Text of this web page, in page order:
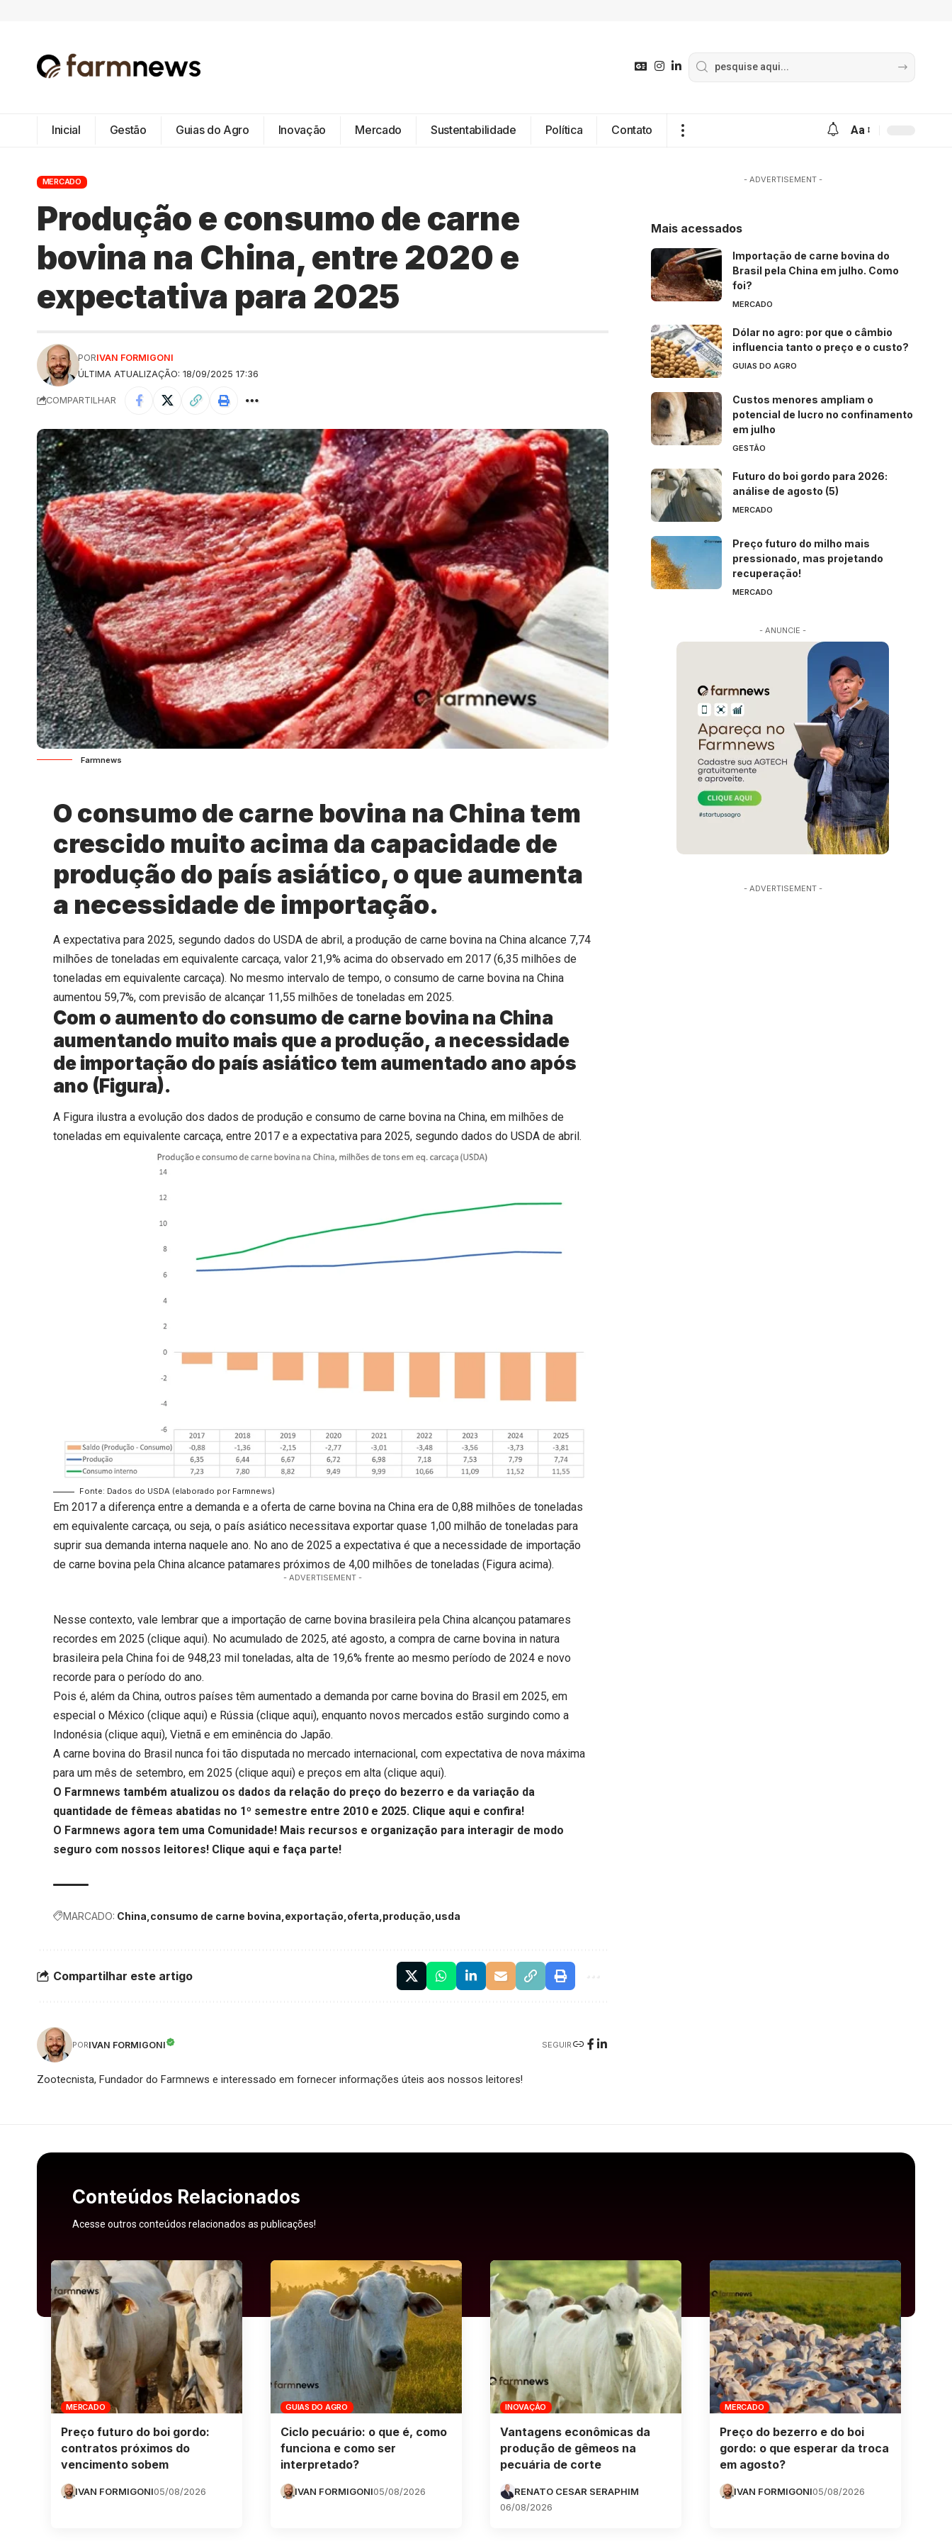
Inicial Gestão Guias do Agro Inovação Mercado Sustentabilidade Política Contato Aa
MERCADO
Produção e consumo de carne
bovina na China, entre 2020 e
expectativa para 2025
ÚLTIMA ATUALIZAÇÃO: 18/09/2025 17:36
PORIVAN FORMIGONI
COMPARTILHAR
Farmnews
O consumo de carne bovina na China tem
crescido muito acima da capacidade de
produção do país asiático, o que aumenta
a necessidade de importação.
A expectativa para 2025, segundo dados do USDA de abril, a produção de carne bovina na China alcance 7,74
milhões de toneladas em equivalente carcaça, valor 21,9% acima do observado em 2017 (6,35 milhões de
toneladas em equivalente carcaça). No mesmo intervalo de tempo, o consumo de carne bovina na China
aumentou 59,7%, com previsão de alcançar 11,55 milhões de toneladas em 2025.
Com o aumento do consumo de carne bovina na China
aumentando muito mais que a produção, a necessidade
de importação do país asiático tem aumentado ano após
ano (Figura).
A Figura ilustra a evolução dos dados de produção e consumo de carne bovina na China, em milhões de
toneladas em equivalente carcaça, entre 2017 e a expectativa para 2025, segundo dados do USDA de abril.
Fonte: Dados do USDA (elaborado por Farmnews)
Em 2017 a diferença entre a demanda e a oferta de carne bovina na China era de 0,88 milhões de toneladas
em equivalente carcaça, ou seja, o país asiático necessitava exportar quase 1,00 milhão de toneladas para
suprir sua demanda interna naquele ano. No ano de 2025 a expectativa é que a necessidade de importação
de carne bovina pela China alcance patamares próximos de 4,00 milhões de toneladas (Figura acima).
- ADVERTISEMENT -
Nesse contexto, vale lembrar que a importação de carne bovina brasileira pela China alcançou patamares
recordes em 2025 (clique aqui). No acumulado de 2025, até agosto, a compra de carne bovina in natura
brasileira pela China foi de 948,23 mil toneladas, alta de 19,6% frente ao mesmo período de 2024 e novo
recorde para o período do ano.
Pois é, além da China, outros países têm aumentado a demanda por carne bovina do Brasil em 2025, em
especial o México (clique aqui) e Rússia (clique aqui), enquanto novos mercados estão surgindo como a
Indonésia (clique aqui), Vietnã e em eminência do Japão.
A carne bovina do Brasil nunca foi tão disputada no mercado internacional, com expectativa de nova máxima
para um mês de setembro, em 2025 (clique aqui) e preços em alta (clique aqui).
O Farmnews também atualizou os dados da relação do preço do bezerro e da variação da
quantidade de fêmeas abatidas no 1º semestre entre 2010 e 2025. Clique aqui e confira!
O Farmnews agora tem uma Comunidade! Mais recursos e organização para interagir de modo
seguro com nossos leitores! Clique aqui e faça parte!
MARCADO: China consumo de carne bovina exportação oferta produção usda
Compartilhar este artigo
PORIVAN FORMIGONI SEGUIR
Zootecnista, Fundador do Farmnews e interessado em fornecer informações úteis aos nossos leitores!
- ADVERTISEMENT -
Mais acessados
Importação de carne bovina do
Brasil pela China em julho. Como
foi?
MERCADO
Dólar no agro: por que o câmbio
influencia tanto o preço e o custo?
GUIAS DO AGRO
Custos menores ampliam o
potencial de lucro no confinamento
em julho
GESTÃO
Futuro do boi gordo para 2026:
análise de agosto (5)
MERCADO
Preço futuro do milho mais
pressionado, mas projetando
recuperação!
MERCADO
- ANUNCIE -
- ADVERTISEMENT -
Conteúdos Relacionados
Acesse outros conteúdos relacionados as publicações!
MERCADO
Preço futuro do boi gordo:
contratos próximos do
vencimento sobem
IVAN FORMIGONI05/08/2026
GUIAS DO AGRO
Ciclo pecuário: o que é, como
funciona e como ser
interpretado?
IVAN FORMIGONI05/08/2026
INOVAÇÃO
Vantagens econômicas da
produção de gêmeos na
pecuária de corte
RENATO CESAR SERAPHIM
06/08/2026
MERCADO
Preço do bezerro e do boi
gordo: o que esperar da troca
em agosto?
IVAN FORMIGONI05/08/2026